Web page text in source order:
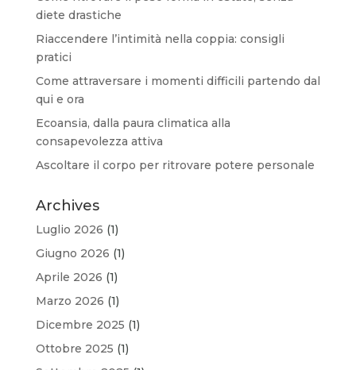
diete drastiche
Riaccendere l’intimità nella coppia: consigli
pratici
Come attraversare i momenti difficili partendo dal
qui e ora
Ecoansia, dalla paura climatica alla
consapevolezza attiva
Ascoltare il corpo per ritrovare potere personale
Archives
Luglio 2026 (1)
Giugno 2026 (1)
Aprile 2026 (1)
Marzo 2026 (1)
Dicembre 2025 (1)
Ottobre 2025 (1)